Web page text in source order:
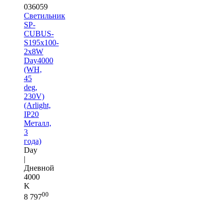
036059
Светильник
SP-
CUBUS-
S195x100-
2x8W
Day4000
(WH,
45
deg,
230V)
(Arlight,
IP20
Металл,
3
года)
Day
|
Дневной
4000
K
8 79700